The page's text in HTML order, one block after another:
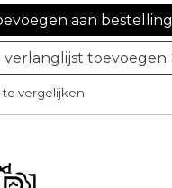
aan bestelling
verlanglijst toevoegen
vergelijken